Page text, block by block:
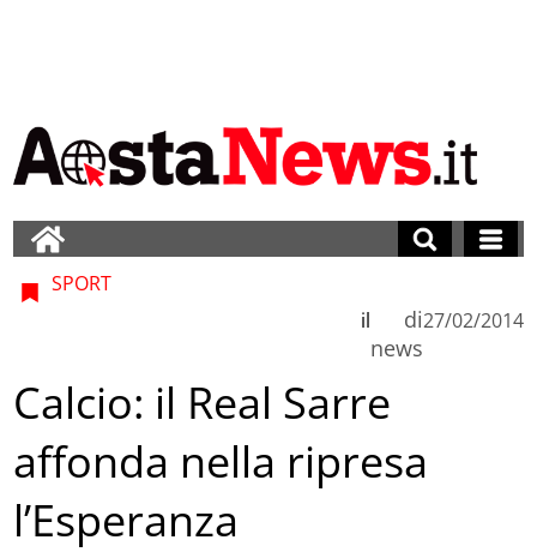
SPORT
di
news
il 27/02/2014
Calcio: il Real Sarre
affonda nella ripresa
l’Esperanza